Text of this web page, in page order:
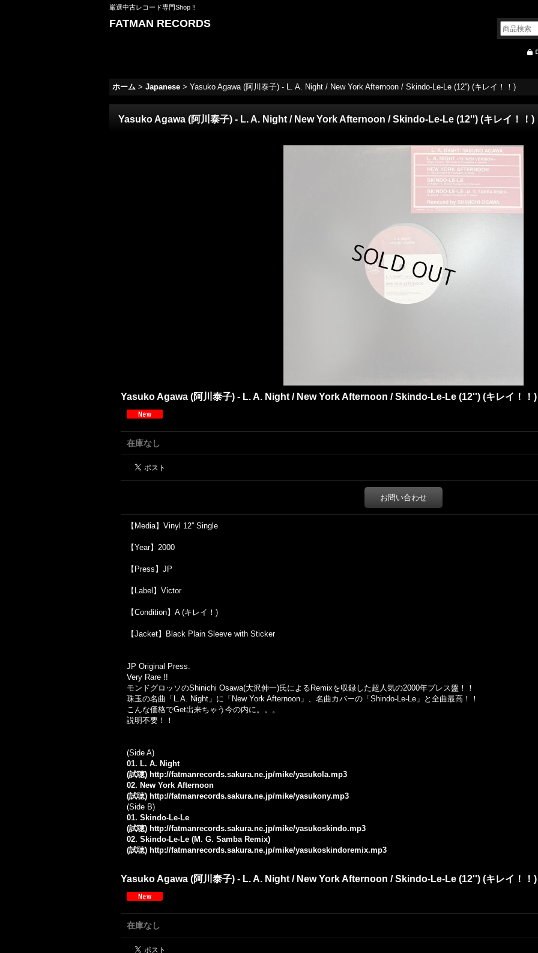
厳選中古レコード専門Shop !!
FATMAN RECORDS
ホーム > Japanese > Yasuko Agawa (阿川泰子) - L. A. Night / New York Afternoon / Skindo-Le-Le (12'') (キレイ！！)
Yasuko Agawa (阿川泰子) - L. A. Night / New York Afternoon / Skindo-Le-Le (12'') (キレイ！！)
Yasuko Agawa (阿川泰子) - L. A. Night / New York Afternoon / Skindo-Le-Le (12'') (キレイ！！)
在庫なし
お問い合わせ
【Media】Vinyl 12'' Single
【Year】2000
【Press】JP
【Label】Victor
【Condition】A (キレイ！)
【Jacket】Black Plain Sleeve with Sticker
JP Original Press.
Very Rare !!
モンドグロッソのShinichi Osawa(大沢伸一)氏によるRemixを収録した超人気の2000年プレス盤！！
珠玉の名曲「L.A. Night」に「New York Afternoon」、名曲カバーの「Shindo-Le-Le」と全曲最高！！
こんな価格でGet出来ちゃう今の内に。。。
説明不要！！
(Side A)
01. L. A. Night
(試聴) http://fatmanrecords.sakura.ne.jp/mike/yasukola.mp3
02. New York Afternoon
(試聴) http://fatmanrecords.sakura.ne.jp/mike/yasukony.mp3
(Side B)
01. Skindo-Le-Le
(試聴) http://fatmanrecords.sakura.ne.jp/mike/yasukoskindo.mp3
02. Skindo-Le-Le (M. G. Samba Remix)
(試聴) http://fatmanrecords.sakura.ne.jp/mike/yasukoskindoremix.mp3
Yasuko Agawa (阿川泰子) - L. A. Night / New York Afternoon / Skindo-Le-Le (12'') (キレイ！！)
在庫なし